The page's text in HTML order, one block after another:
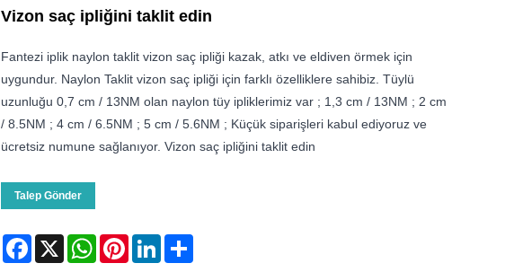
Vizon saç ipliğini taklit edin
Fantezi iplik naylon taklit vizon saç ipliği kazak, atkı ve eldiven örmek için
uygundur. Naylon Taklit vizon saç ipliği için farklı özelliklere sahibiz. Tüylü
uzunluğu 0,7 cm / 13NM olan naylon tüy ipliklerimiz var ; 1,3 cm / 13NM ; 2 cm
/ 8.5NM ; 4 cm / 6.5NM ; 5 cm / 5.6NM ; Küçük siparişleri kabul ediyoruz ve
ücretsiz numune sağlanıyor. Vizon saç ipliğini taklit edin
Talep Gönder
Facebook
X WhatsAppPinterestLinkedInShare